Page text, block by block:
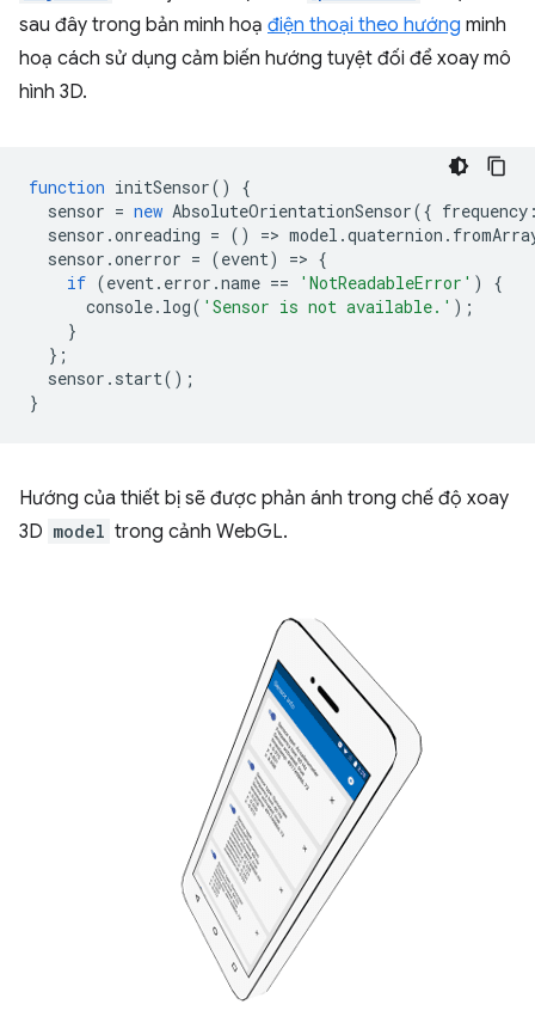
sau đây trong bản minh hoạ điện thoại theo hướng minh
hoạ cách sử dụng cảm biến hướng tuyệt đối để xoay mô
hình 3D.
function initSensor()
{
sensor = new AbsoluteOrientationSensor({ frequency
sensor .onreading = () => model .quaternion .
sensor .onerror = (event) => {
if (event . error .name == 'NotReadableError' )
{
console. log( 'Sensor is not available.' );
}
};
sensor . start();
}
Hướng của thiết bị sẽ được phản ánh trong chế độ xoay
3D model trong cảnh WebGL.